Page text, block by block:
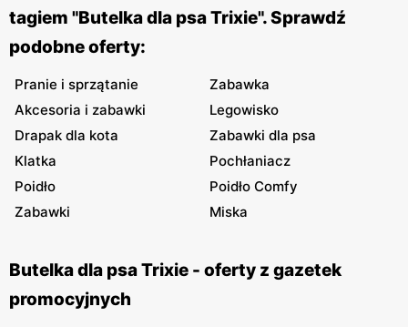
tagiem "Butelka dla psa Trixie". Sprawdź
podobne oferty:
Pranie i sprzątanie
Zabawka
Akcesoria i zabawki
Legowisko
Drapak dla kota
Zabawki dla psa
Klatka
Pochłaniacz
Poidło
Poidło Comfy
Zabawki
Miska
Butelka dla psa Trixie - oferty z gazetek
promocyjnych